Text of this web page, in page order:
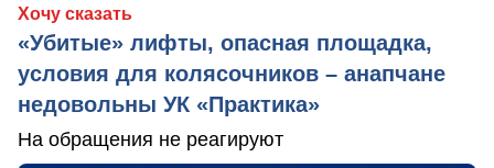
Хочу сказать
«Убитые» лифты, опасная площадка,
условия для колясочников – анапчане
недовольны УК «Практика»
На обращения не реагируют